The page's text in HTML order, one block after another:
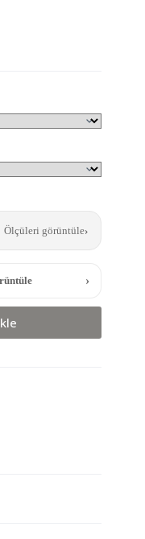
Ölçüleri görüntüle›
›